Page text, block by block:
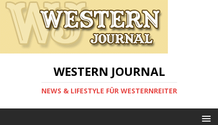
WESTERN JOURNAL
NEWS & LIFESTYLE FÜR WESTERNREITER